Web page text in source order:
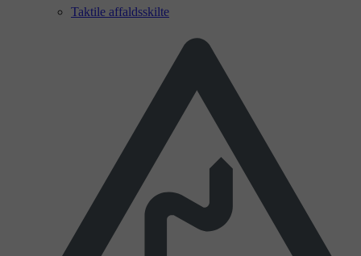
Taktile affaldsskilte